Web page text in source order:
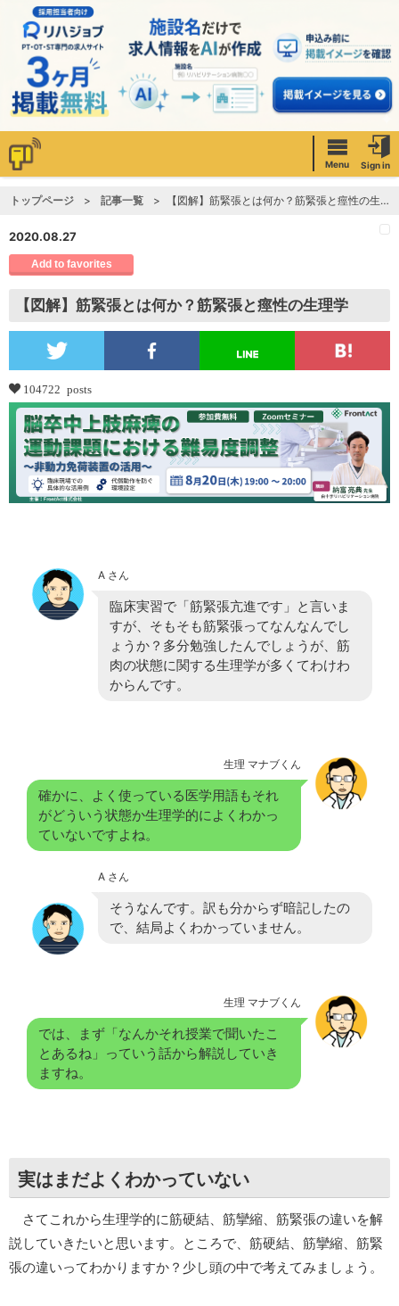
Menu Sign in
トップページ 記事一覧 【図解】筋緊張とは何か？筋緊張と痙性の生理学
2020.08.27
Add to favorites
【図解】筋緊張とは何か？筋緊張と痙性の生理学
104722 posts
A さん
臨床実習で「筋緊張亢進です」と言いま
すが、そもそも筋緊張ってなんなんでし
ょうか？多分勉強したんでしょうが、筋
肉の状態に関する生理学が多くてわけわ
からんです。
生理 マナブくん
確かに、よく使っている医学用語もそれ
がどういう状態か生理学的によくわかっ
ていないですよね。
A さん
そうなんです。訳も分からず暗記したの
で、結局よくわかっていません。
生理 マナブくん
では、まず「なんかそれ授業で聞いたこ
とあるね」っていう話から解説していき
ますね。
実はまだよくわかっていない
さてこれから生理学的に筋硬結、筋攣縮、筋緊張の違いを解
説していきたいと思います。ところで、筋硬結、筋攣縮、筋緊
張の違いってわかりますか？少し頭の中で考えてみましょう。